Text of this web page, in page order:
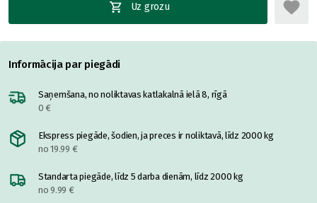
Uz grozu
Informācija par piegādi
Saņemšana, no noliktavas katlakalnā ielā 8, rīgā
0 €
Ekspress piegāde, šodien, ja preces ir noliktavā, līdz 2000 kg
no 19.99 €
Standarta piegāde, līdz 5 darba dienām, līdz 2000 kg
no 9.99 €